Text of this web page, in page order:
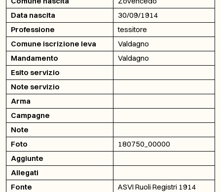
Data nascita
30/09/1914
Professione
tessitore
Comune iscrizione leva
Valdagno
Mandamento
Valdagno
Esito servizio
Note servizio
Arma
Campagne
Note
Foto
180750_00000
Aggiunte
Allegati
Fonte
ASVI Ruoli Registri 1914